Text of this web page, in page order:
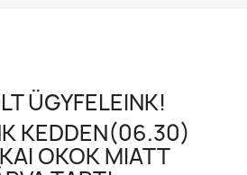
ÜGYFELEINK!
KEDDEN(06.30)
OKOK MIATT